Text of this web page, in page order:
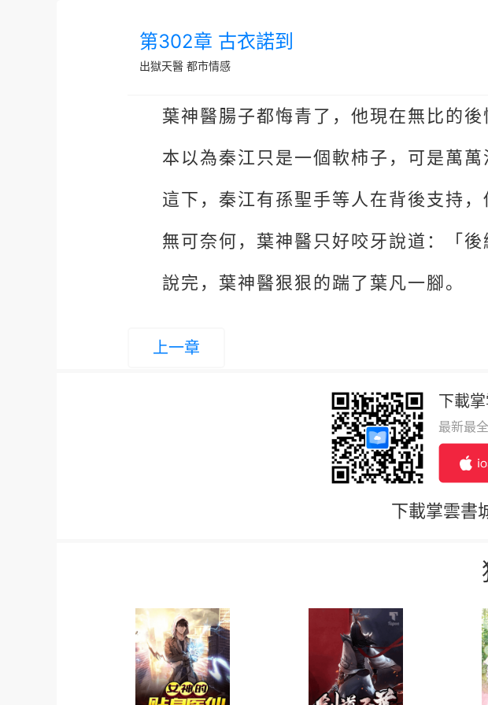
第302章 古衣諾到
出獄天醫 都市情感
葉神醫腸子都悔青了，他現在無比的後
本以為秦江只是一個軟柿子，可是萬萬
這下，秦江有孫聖手等人在背後支持，
無可奈何，葉神醫只好咬牙說道：「
說完，葉神醫狠狠的踹了葉凡一腳。
上一章
下載
最新最
下載掌雲書